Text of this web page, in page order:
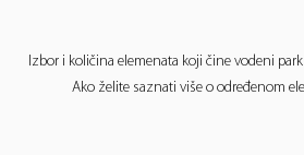
Izbor i količina elemenata koji čine vodeni
Ako želite saznati više o određenom